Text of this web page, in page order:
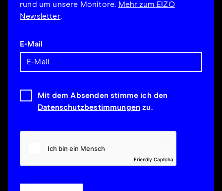
rund um unsere Monitore. Mehr zum EIZO
Newsletter.
E-Mail
Mit dem Absenden stimme ich den
Datenschutzbestimmungen zu.
Friendly Captcha